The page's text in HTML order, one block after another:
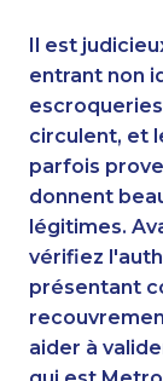
Il est
entrant non
circulent, et
parfois
donnent
légitimes.
vérifiez
présentant
aider à